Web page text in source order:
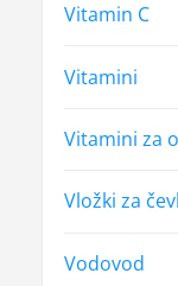
Vitamin C
Vitamini
Vitamini za
Vložki za
Vodovod